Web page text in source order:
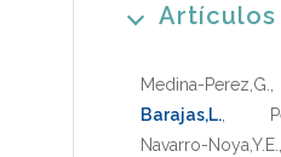
Artículos
Medina-Perez,G.
Barajas,L.
Navarro-Noya,Y.E.